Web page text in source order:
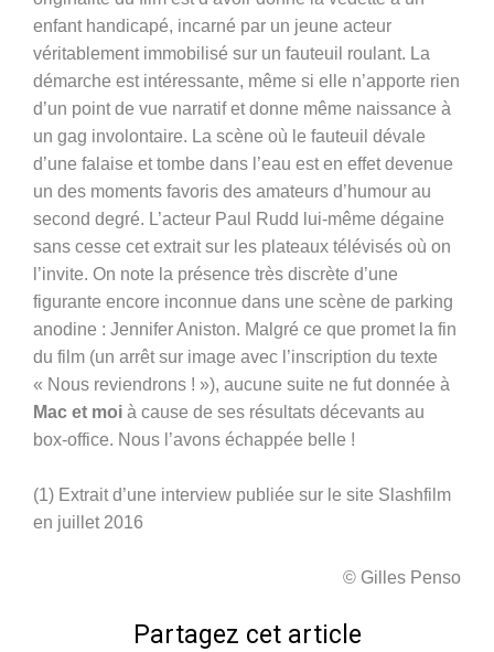
enfant handicapé, incarné par un jeune acteur
véritablement immobilisé sur un fauteuil roulant. La
démarche est intéressante, même si elle n’apporte rien
d’un point de vue narratif et donne même naissance à
un gag involontaire. La scène où le fauteuil dévale
d’une falaise et tombe dans l’eau est en effet devenue
un des moments favoris des amateurs d’humour au
second degré. L’acteur Paul Rudd lui-même dégaine
sans cesse cet extrait sur les plateaux télévisés où on
l’invite. On note la présence très discrète d’une
figurante encore inconnue dans une scène de parking
anodine : Jennifer Aniston. Malgré ce que promet la fin
du film (un arrêt sur image avec l’inscription du texte
« Nous reviendrons ! »), aucune suite ne fut donnée à
Mac et moi à cause de ses résultats décevants au
box-office. Nous l’avons échappée belle !
(1) Extrait d’une interview publiée sur le site Slashfilm
en juillet 2016
© Gilles Penso
Partagez cet article